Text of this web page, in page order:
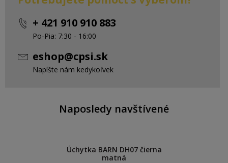
+ 421 910 910 883
Po-Pia: 7:30 - 16:00
eshop@cpsi.sk
Napíšte nám kedykoľvek
Naposledy navštívené
Úchytka BARN DH07 čierna
matná